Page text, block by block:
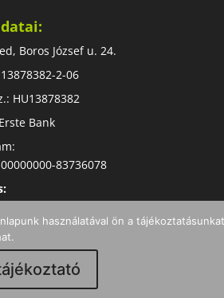
Boros József u. 24.
2-06
HU13878382
Bank
83736078
használatával ön a